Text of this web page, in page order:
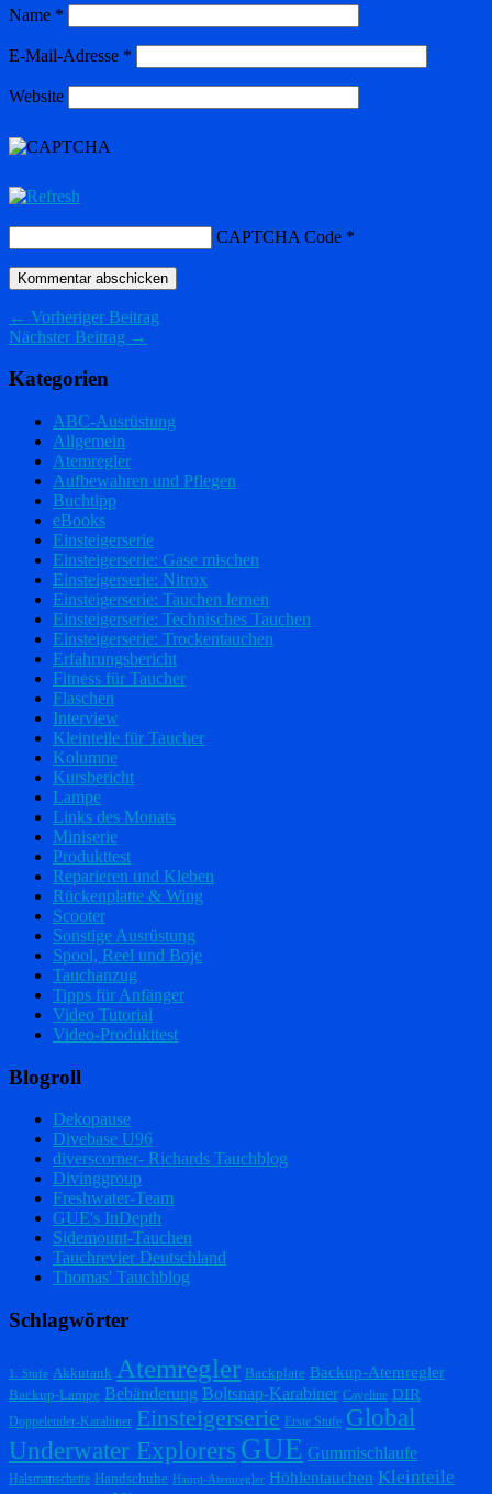
Name *
E-Mail-Adresse *
Website
CAPTCHA Code *
← Vorheriger Beitrag
Nächster Beitrag →
Kategorien
ABC-Ausrüstung
Allgemein
Atemregler
Aufbewahren und Pflegen
Buchtipp
eBooks
Einsteigerserie
Einsteigerserie: Gase mischen
Einsteigerserie: Nitrox
Einsteigerserie: Tauchen lernen
Einsteigerserie: Technisches Tauchen
Einsteigerserie: Trockentauchen
Erfahrungsbericht
Fitness für Taucher
Flaschen
Interview
Kleinteile für Taucher
Kolumne
Kursbericht
Lampe
Links des Monats
Miniserie
Produkttest
Reparieren und Kleben
Rückenplatte & Wing
Scooter
Sonstige Ausrüstung
Spool, Reel und Boje
Tauchanzug
Tipps für Anfänger
Video Tutorial
Video-Produkttest
Blogroll
Dekopause
Divebase U96
diverscorner- Richards Tauchblog
Divinggroup
Freshwater-Team
GUE's InDepth
Sidemount-Tauchen
Tauchrevier Deutschland
Thomas' Tauchblog
Schlagwörter
1. Stufe Akkutank Atemregler Backplate Backup-Atemregler
Backup-Lampe Bebänderung Boltsnap-Karabiner Caveline DIR
Doppelender-Karabiner Einsteigerserie Erste Stufe Global
Underwater Explorers GUE Gummischlaufe
Halsmanschette Handschuhe Haupt-Atemregler Höhlentauchen Kleinteile